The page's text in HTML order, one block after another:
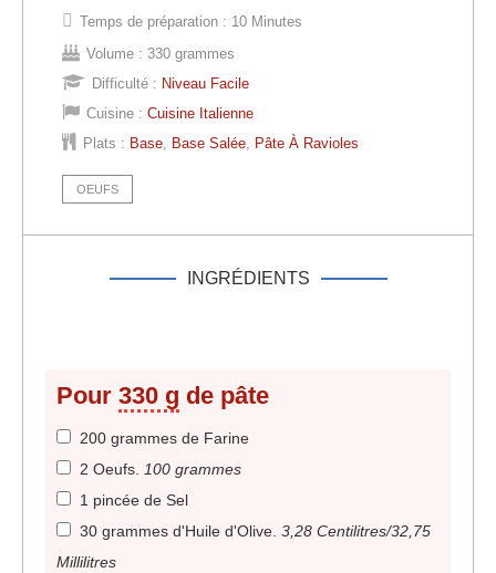
Temps de préparation : 10 Minutes
Volume : 330 grammes
Difficulté : Niveau Facile
Cuisine : Cuisine Italienne
Plats : Base, Base Salée, Pâte À Ravioles
OEUFS
INGRÉDIENTS
Pour 330 g de pâte
200 grammes de Farine
2 Oeufs
100 grammes
1 pincée de Sel
30 grammes d'Huile d'Olive 3,28 Centilitres/32,75
Millilitres